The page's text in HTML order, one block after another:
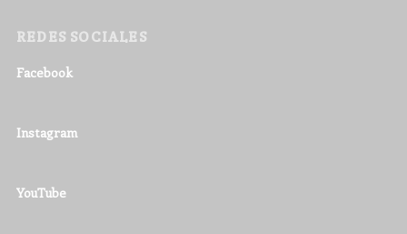
REDES SOCIALES
Facebook
Instagram
YouTube